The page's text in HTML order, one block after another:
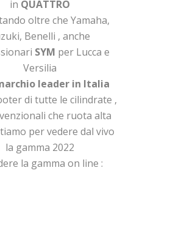
in QUATTRO
oltre che Yamaha,
Benelli , anche
SYM per Lucca e
Versilia
leader in Italia
di tutte le cilindrate ,
che ruota alta
per vedere dal vivo
la gamma 2022
la gamma on line :